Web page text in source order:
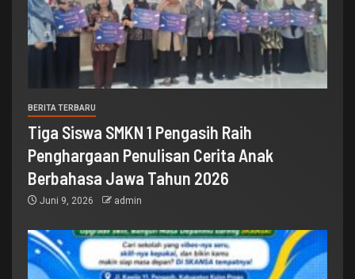
BERITA TERBARU
Tiga Siswa SMKN 1 Pengasih Raih
Penghargaan Penulisan Cerita Anak
Berbahasa Jawa Tahun 2026
Juni 9, 2026 admin